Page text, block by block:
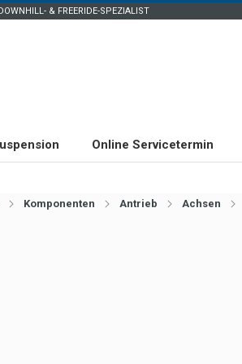
& FREERIDE-SPEZIALIST
Online Servicetermin
Komponenten Antrieb Achsen